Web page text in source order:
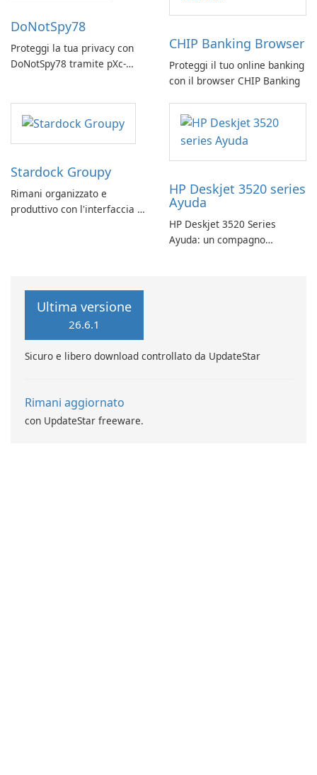
DoNotSpy78
Proteggi la tua privacy con
DoNotSpy78 tramite pXc-
CHIP Banking Browser
Proteggi il tuo online banking
con il browser CHIP Banking
Stardock Groupy
Rimani organizzato e
produttivo con l'interfaccia a
HP Deskjet 3520 series
Ayuda
HP Deskjet 3520 Series
Ayuda: un compagno
Ultima versione
26.6.1
Sicuro e libero download controllato da UpdateStar
Rimani aggiornato
con UpdateStar freeware.